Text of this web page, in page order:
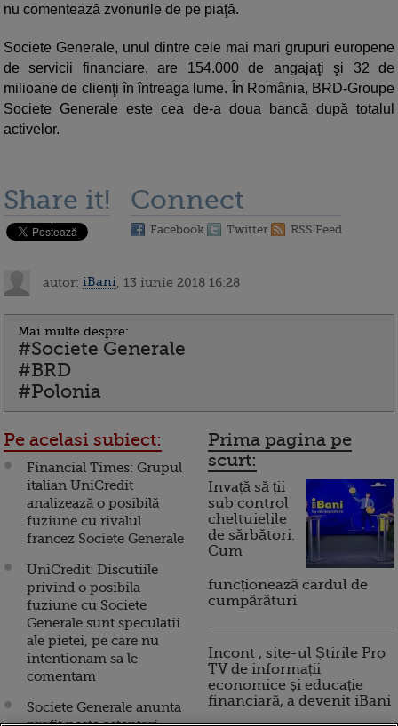
nu comentează zvonurile de pe piaţă.
Societe Generale, unul dintre cele mai mari grupuri europene
de servicii financiare, are 154.000 de angajaţi şi 32 de
milioane de clienţi în întreaga lume. În România, BRD-Groupe
Societe Generale este cea de-a doua bancă după totalul
activelor.
Share it! Connect
Facebook Twitter RSS Feed
autor: iBani , 13 iunie 2018 16:28
Mai multe despre:
#Societe Generale
#BRD
#Polonia
Pe acelasi subiect:
Financial Times: Grupul
italian UniCredit
analizează o posibilă
fuziune cu rivalul
francez Societe Generale
UniCredit: Discutiile
privind o posibila
fuziune cu Societe
Generale sunt speculatii
ale pietei, pe care nu
intentionam sa le
comentam
Societe Generale anunta
Prima pagina pe
scurt:
Invață să ții
sub control
cheltuielile
de sărbători.
Cum
funcționează cardul de
cumpărături
Incont , site-ul Știrile Pro
TV de informații
economice și educație
financiară, a devenit iBani